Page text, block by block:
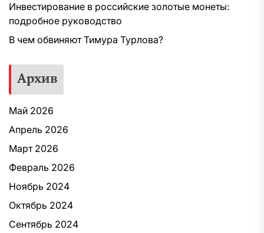
Инвестирование в российские золотые монеты:
подробное руководство
В чем обвиняют Тимура Турлова?
Архив
Май 2026
Апрель 2026
Март 2026
Февраль 2026
Ноябрь 2024
Октябрь 2024
Сентябрь 2024